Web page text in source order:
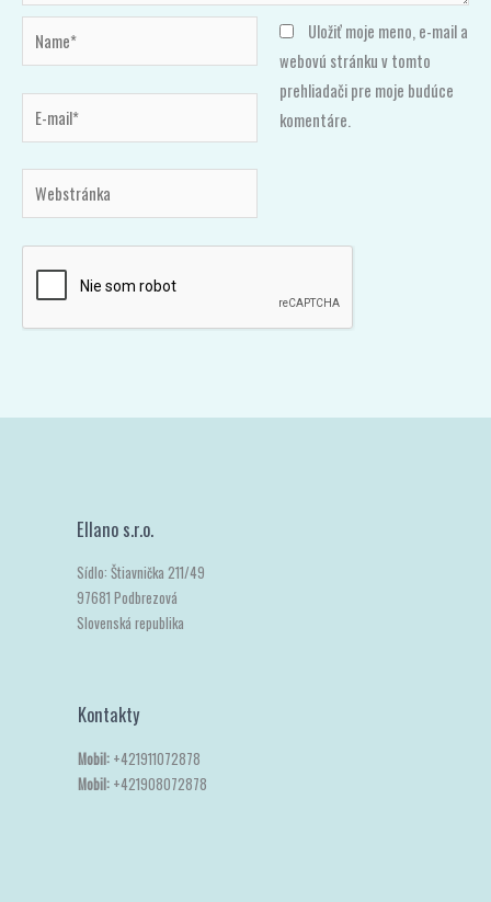
Name*
mail*
Webstránka
Uložiť moje meno, e-mail a
webovú stránku v tomto
prehliadači pre moje budúce
komentáre.
Ellano s.r.o.
Sídlo: Štiavnička 211/49
97681 Podbrezová
Slovenská republika
Kontakty
Mobil: +421911072878
Mobil: +421908072878